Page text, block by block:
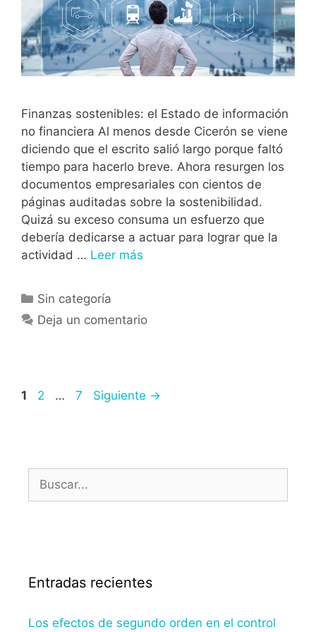
Finanzas sostenibles: el Estado de información
no financiera Al menos desde Cicerón se viene
diciendo que el escrito salió largo porque faltó
tiempo para hacerlo breve. Ahora resurgen los
documentos empresariales con cientos de
páginas auditadas sobre la sostenibilidad.
Quizá su exceso consuma un esfuerzo que
debería dedicarse a actuar para lograr que la
actividad … Leer más
Sin categoría
Deja un comentario
1 2 … 7 Siguiente →
Entradas recientes
Los efectos de segundo orden en el control